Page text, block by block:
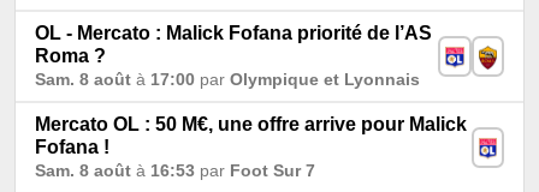
OL - Mercato : Malick Fofana priorité de l’AS
Roma ?
Sam. 8 août à 17:00 par Olympique et Lyonnais
Mercato OL : 50 M€, une offre arrive pour Malick
Fofana !
Sam. 8 août à 16:53 par Foot Sur 7